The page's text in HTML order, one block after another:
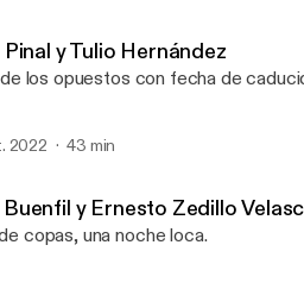
Pinal y Tulio Hernández
los opuestos con fecha de
2022 43 min
Buenfil y Ernesto Zedillo
copas, una noche loca.